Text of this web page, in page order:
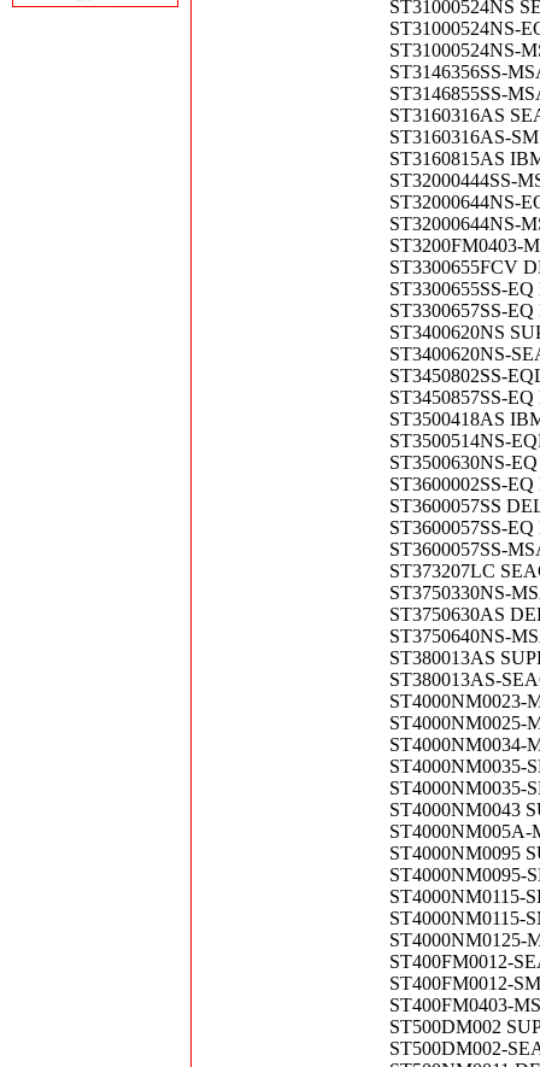
ST31000524NS
ST31000524NS-
ST31000524NS-
ST3146356SS-
ST3146855SS-
ST3160316AS
ST3160316AS-
ST3160815AS
ST32000444SS-
ST32000644NS-
ST32000644NS-
ST3200FM0403-
ST3300655FCV
ST3300655SS-
ST3300657SS-
ST3400620NS
ST3400620NS-
ST3450802SS-
ST3450857SS-
ST3500418AS
ST3500514NS-
ST3500630NS-
ST3600002SS-
ST3600057SS
ST3600057SS-
ST3600057SS-
ST373207LC
ST3750330NS-
ST3750630AS
ST3750640NS-
ST380013AS
ST380013AS-
ST4000NM0023-
ST4000NM0025-
ST4000NM0034-
ST4000NM0035-
ST4000NM0035-
ST4000NM0043
ST4000NM005A-
ST4000NM0095
ST4000NM0095-
ST4000NM0115-
ST4000NM0115-
ST4000NM0125-
ST400FM0012-
ST400FM0012-
ST400FM0403-
ST500DM002
ST500DM002-